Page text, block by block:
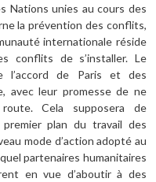
Nations unies au cours des
la prévention des conflits,
internationale réside
conflits de s’installer. Le
l’accord de Paris et des
avec leur promesse de ne
Cela supposera de
plan du travail des
mode d’action adopté au
partenaires humanitaires
en vue d’aboutir à des